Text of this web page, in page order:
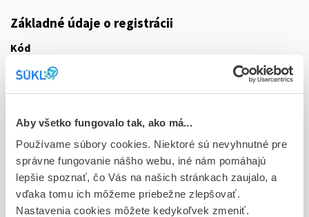
Aby všetko fungovalo tak, ako má...
Používame súbory cookies. Niektoré sú nevyhnutné pre
správne fungovanie nášho webu, iné nám pomáhajú
lepšie spoznať, čo Vás na našich stránkach zaujalo, a
vďaka tomu ich môžeme priebežne zlepšovať.
Nastavenia cookies môžete kedykoľvek zmeniť.
Základné údaje o registrácii
Kód
Registračné číslo
Doplnok
cps dur 30x75 mg (blis.oPA/Al/PVC//Al)
Stav
R - Aktuálna registrácia